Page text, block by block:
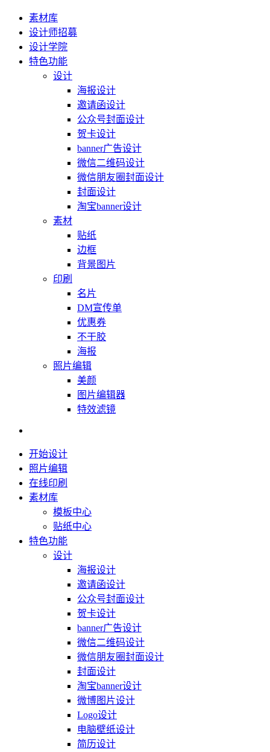
素材库
设计师招募
设计学院
特色功能
设计
海报设计
邀请函设计
公众号封面设计
贺卡设计
banner广告设计
微信二维码设计
微信朋友圈封面设计
封面设计
淘宝banner设计
素材
贴纸
边框
背景图片
印刷
名片
DM宣传单
优惠券
不干胶
海报
照片编辑
美颜
图片编辑器
特效滤镜
开始设计
照片编辑
在线印刷
素材库
模板中心
贴纸中心
特色功能
设计
海报设计
邀请函设计
公众号封面设计
贺卡设计
banner广告设计
微信二维码设计
微信朋友圈封面设计
封面设计
淘宝banner设计
微博图片设计
Logo设计
电脑壁纸设计
简历设计